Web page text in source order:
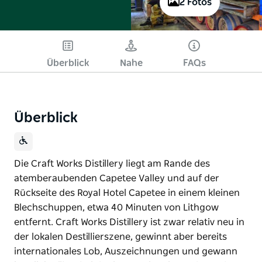
2 Fotos
Überblick Nahe FAQs
Überblick
Die Craft Works Distillery liegt am Rande des
atemberaubenden Capetee Valley und auf der
Rückseite des Royal Hotel Capetee in einem kleinen
Blechschuppen, etwa 40 Minuten von Lithgow
entfernt. Craft Works Distillery ist zwar relativ neu in
der lokalen Destillierszene, gewinnt aber bereits
internationales Lob, Auszeichnungen und gewann